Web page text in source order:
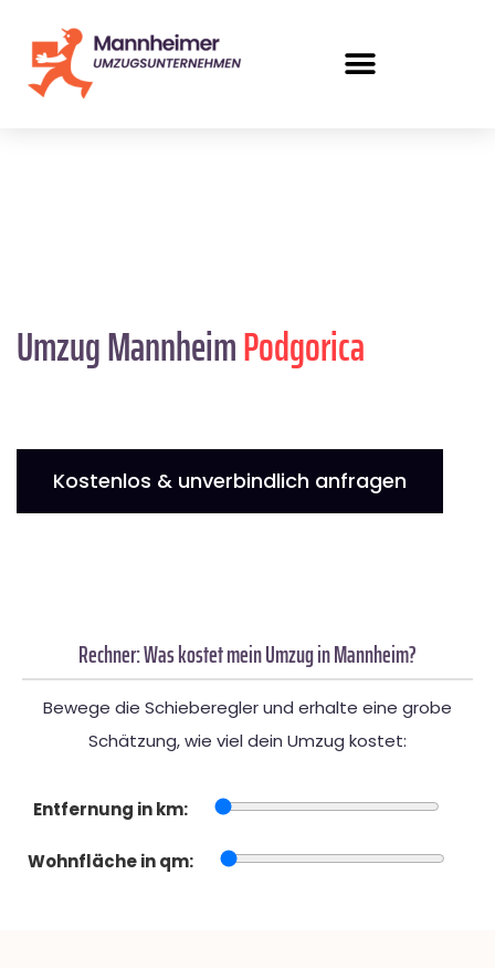
Umzug MannheimPodgorica
Kostenlos & unverbindlich anfragen
Rechner: Was kostet mein Umzug in Mannheim?
Bewege die Schieberegler und erhalte eine grobe
Schätzung, wie viel dein Umzug kostet:
Entfernung in km:
Wohnfläche in qm: